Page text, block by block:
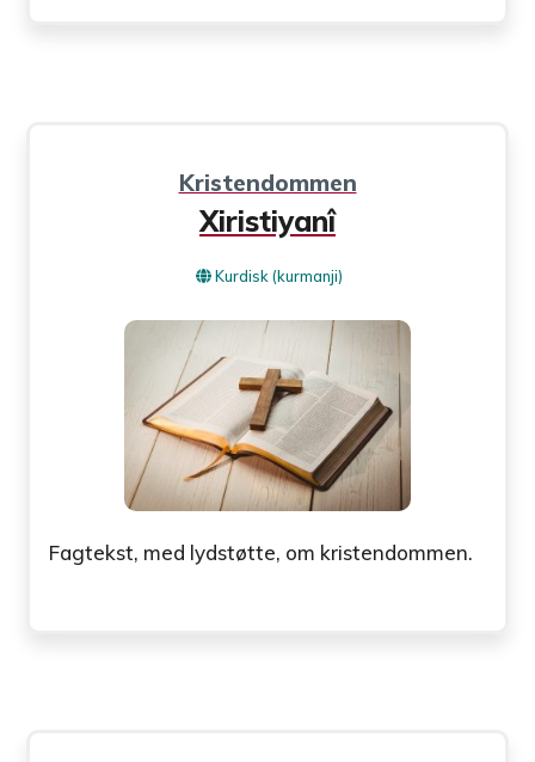
Kristendommen
Xiristiyanî
Kurdisk (kurmanji)
Fagtekst, med lydstøtte, om kristendommen.